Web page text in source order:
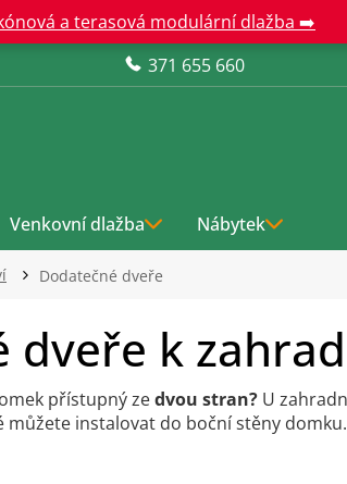
a terasová modulární dlažba ➡️
371 655 660
Venkovní dlažba Nábytek
Dodatečné dveře
dveře k
přístupný zedvou stran? U
můžete instalovat do boční stěny domku.